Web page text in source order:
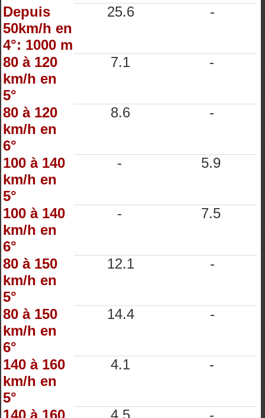
Depuis
50km/h en
4°: 1000 m
25.6 -
80 à 120
km/h en
5°
7.1 -
80 à 120
km/h en
6°
8.6 -
100 à 140
km/h en
5°
- 5.9
100 à 140
km/h en
6°
- 7.5
80 à 150
km/h en
5°
12.1 -
80 à 150
km/h en
6°
14.4 -
140 à 160
km/h en
5°
4.1 -
140 à 160
4.5 -